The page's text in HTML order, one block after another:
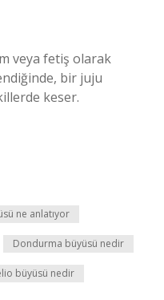
veya fetiş olarak
bir juju
keser.
ne anlatıyor
Dondurma büyüsü nedir
büyüsü nedir